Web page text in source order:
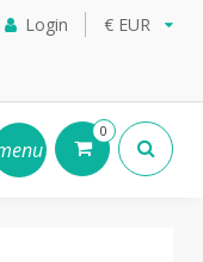
Login € EUR
0